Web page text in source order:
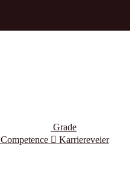
Grade
Competence  Karriereveier